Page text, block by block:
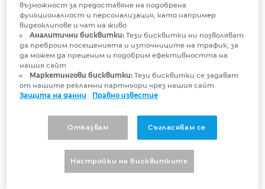
Honestly, you’re familiar
with these everyday
hurdles in electrical
engineering
Why change something when it’s been
working fine for years? Of course, in well-
coordinated teams with experienced
electrical engineers, schematic creation runs
Румъния
Сингапур
Словакия
Съединени щати
възможност за предоставяне на подобрена
функционалност и персонализация, като например
видеоклипове и чат на живо
Аналитични бисквитки:Тези бисквитки ни позволяват
да преброим посещенията и източниците на трафик, за
да можем да преценим и подобрим ефективността на
нашия сайт
Маркетингови бисквитки:Тези бисквитки се задават
от нашите рекламни партньори чрез нашия сайт
Защита на данни
Правно известие
Отказвам Съгласявам се
Настройки на бисквитките